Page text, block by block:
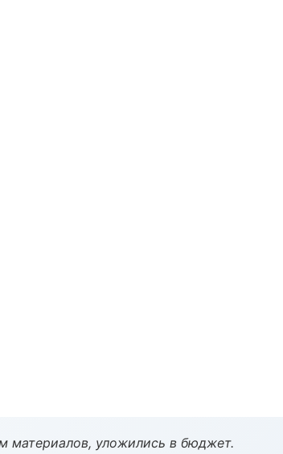
материалов, уложились в бюджет.